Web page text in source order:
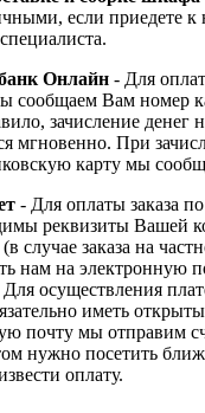
если приедете
Онлайн - Для
сообщаем Вам номер
зачисление денег
мгновенно. При
карту мы
- Для оплаты заказа
реквизиты Вашей
случае заказа на
нам на электронную
осуществления
иметь
почту мы отправим
нужно посетить
оплату.